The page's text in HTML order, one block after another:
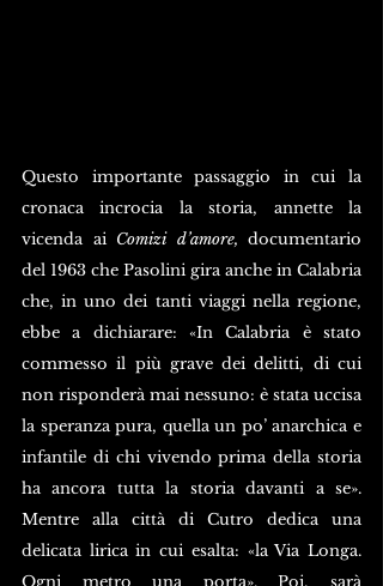
Questo importante passaggio in cui la
cronaca incrocia la storia, annette la
vicenda ai Comizi d’amore, documentario
del 1963 che Pasolini gira anche in Calabria
che, in uno dei tanti viaggi nella regione,
ebbe a dichiarare: «In Calabria è stato
commesso il più grave dei delitti, di cui
non risponderà mai nessuno: è stata uccisa
la speranza pura, quella un po’ anarchica e
infantile di chi vivendo prima della storia
ha ancora tutta la storia davanti a se».
Mentre alla città di Cutro dedica una
delicata lirica in cui esalta: «la Via Longa.